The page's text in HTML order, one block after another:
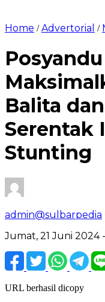
Home /Advertorial /
Balita
Serentak
Stunting
admin@sulbarpedia
Jumat, 21 Juni 2024
URL berhasil dicopy